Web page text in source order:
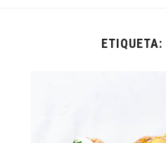
ETIQUETA: